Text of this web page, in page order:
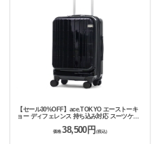
【セール30%OFF】ace.TOKYO エーストーキ
ョー ディフェレンス 持ち込み対応 スーツケー
価格 38,500円 (税込)